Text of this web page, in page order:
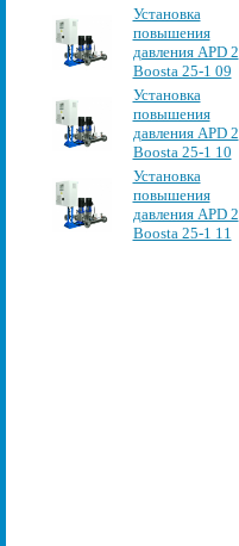
Установка
повышения
давления APD 2
Boosta 25-1 09
Установка
повышения
давления APD 2
Boosta 25-1 10
Установка
повышения
давления APD 2
Boosta 25-1 11